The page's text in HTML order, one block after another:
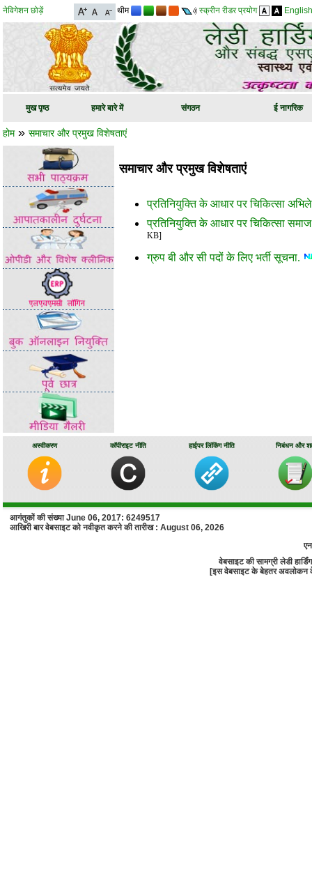
नेविगेशन छोड़ें थीम स्क्रीन रीडर प्रयोग English
मुख पृष्ठ हमारे बारे में संगठन ई नागरिक
होम» समाचार और प्रमुख विशेषताएं
समाचार और प्रमुख विशेषताएं
प्रतिनियुक्ति के आधार पर चिकित्सा
प्रतिनियुक्ति के आधार पर चिकित्सा
KB]
ग्रुप बी और सी पदों के लिए भर्ती सूचना.
अस्वीकरण कॉपीराइट नीति हाईपर लिंकिंग नीति निबंधन और
आगंतुकों की संख्या June 06, 2017: 6249517
आखिरी बार वेबसाइट को नवीकृत करने की तारीख : August 06, 2026
वेबसाइट की सामग्री लेडी
[इस वेबसाइट के बेहतर अवलोकन